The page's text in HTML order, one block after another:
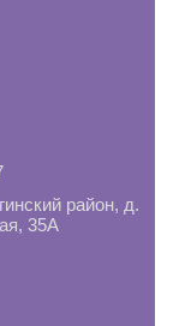
район, д.
35А